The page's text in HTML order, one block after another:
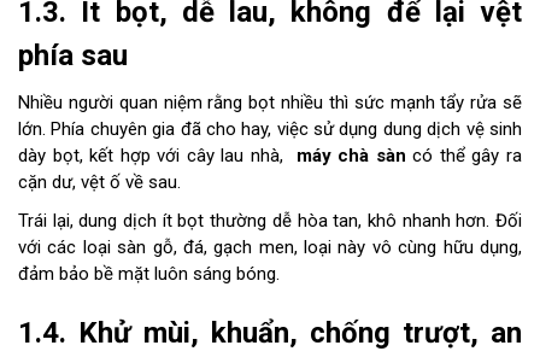
1.3. Ít bọt, dễ lau, không để lại vệt
phía sau
Nhiều người quan niệm rằng bọt nhiều thì sức mạnh tẩy rửa sẽ
lớn. Phía chuyên gia đã cho hay, việc sử dụng dung dịch vệ sinh
dày bọt, kết hợp với cây lau nhà, máy chà sàn có thể gây ra
cặn dư, vệt ố về sau.
Trái lại, dung dịch ít bọt thường dễ hòa tan, khô nhanh hơn. Đối
với các loại sàn gỗ, đá, gạch men, loại này vô cùng hữu dụng,
đảm bảo bề mặt luôn sáng bóng.
1.4. Khử mùi, khuẩn, chống trượt, an